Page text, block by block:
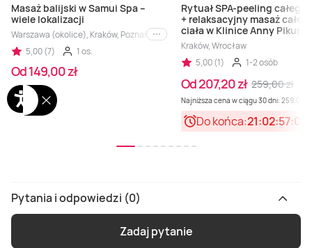
Masaż balijski w Samui Spa –
wiele lokalizacji
Warszawa (okolice), Kraków, Poznań, Łódź, Gdańsk, Katowice
i inne
5,00 (7)
1 os.
Od 149,00 zł
Rytuał SPA-peeling całego
+ relaksacyjny masaż
ciała w Klinice Anny Pikura
Kraków, Wrocław
5,00 (1)
1-2 osób
Od 207,20 zł 259,00 zł
Najniższa cena w ciągu 30 dni: 259,00 zł
Do końca:21:02:57:03
Pytania i odpowiedzi (0)
Zadaj pytanie